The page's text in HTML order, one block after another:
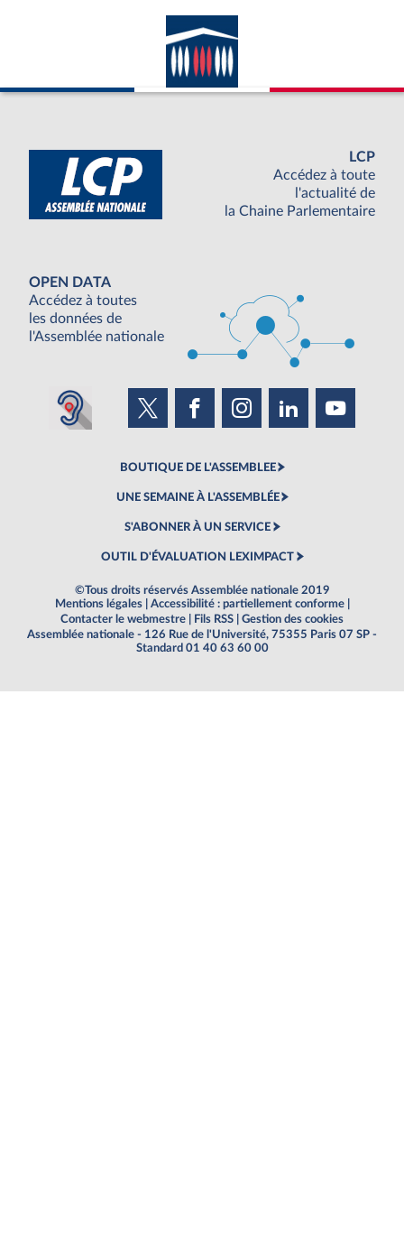
LCP
Accédez à toute
l'actualité de
la Chaine Parlementaire
OPEN DATA
Accédez à toutes
les données de
l'Assemblée nationale
BOUTIQUE DE L'ASSEMBLEE
UNE SEMAINE À L'ASSEMBLÉE
S'ABONNER À UN SERVICE
OUTIL D'ÉVALUATION LEXIMPACT
©Tous droits réservés Assemblée nationale 2019
Mentions légales
Accessibilité : partiellement conforme
Contacter le webmestre
Fils RSS
Gestion des cookies
Assemblée nationale - 126 Rue de l'Université, 75355 Paris 07 SP -
Standard 01 40 63 60 00